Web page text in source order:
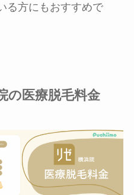
る方にもおすすめで
の医療脱毛料金